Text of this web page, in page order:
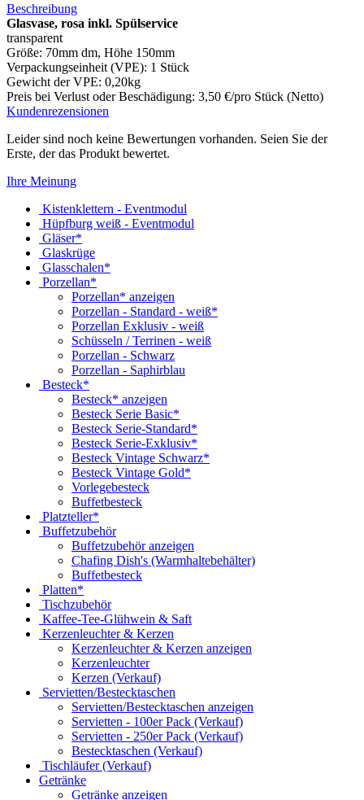
Beschreibung
Glasvase, rosa inkl. Spülservice
transparent
Größe: 70mm dm, Höhe 150mm
Verpackungseinheit (VPE): 1 Stück
Gewicht der VPE: 0,20kg
Preis bei Verlust oder Beschädigung: 3,50 €/pro Stück (Netto)
Kundenrezensionen
Leider sind noch keine Bewertungen vorhanden. Seien Sie der
Erste, der das Produkt bewertet.
Ihre Meinung
Kistenklettern - Eventmodul
Hüpfburg weiß - Eventmodul
Gläser*
Glaskrüge
Glasschalen*
Porzellan*
Porzellan* anzeigen
Porzellan - Standard - weiß*
Porzellan Exklusiv - weiß
Schüsseln / Terrinen - weiß
Porzellan - Schwarz
Porzellan - Saphirblau
Besteck*
Besteck* anzeigen
Besteck Serie Basic*
Besteck Serie-Standard*
Besteck Serie-Exklusiv*
Besteck Vintage Schwarz*
Besteck Vintage Gold*
Vorlegebesteck
Buffetbesteck
Platzteller*
Buffetzubehör
Buffetzubehör anzeigen
Chafing Dish's (Warmhaltebehälter)
Buffetbesteck
Platten*
Tischzubehör
Kaffee-Tee-Glühwein & Saft
Kerzenleuchter & Kerzen
Kerzenleuchter & Kerzen anzeigen
Kerzenleuchter
Kerzen (Verkauf)
Servietten/Bestecktaschen
Servietten/Bestecktaschen anzeigen
Servietten - 100er Pack (Verkauf)
Servietten - 250er Pack (Verkauf)
Bestecktaschen (Verkauf)
Tischläufer (Verkauf)
Getränke
Getränke anzeigen